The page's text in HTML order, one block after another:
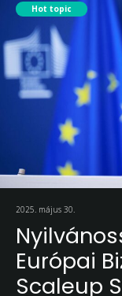
Hot topic
2025. május 30.
Európai
Scaleup